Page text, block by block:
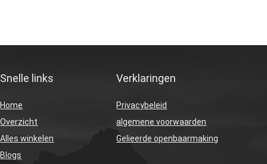
Snelle links
Home
Overzicht
Alles winkelen
Blogs
Verklaringen
Privacybeleid
algemene voorwaarden
Gelieerde openbaarmaking